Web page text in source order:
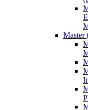
Master